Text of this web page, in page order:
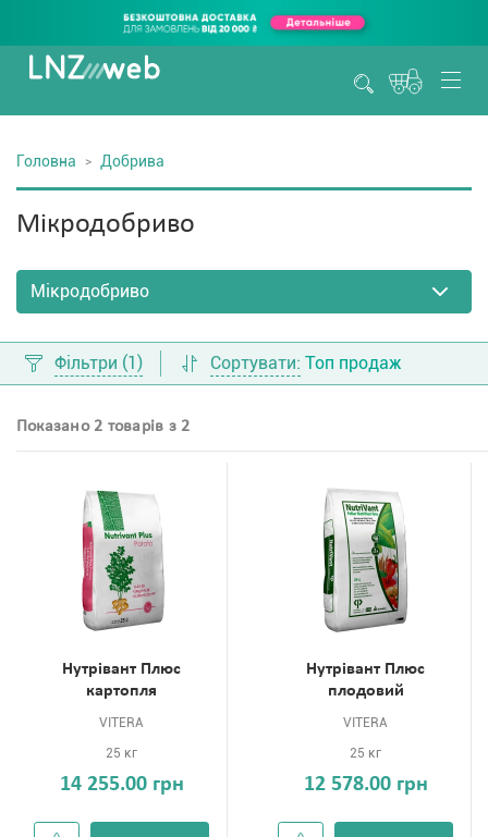
Головна Добрива
Мікродобриво
Фільтри (1) Сортувати: Топ продаж
Показано 2 товарів з 2
Нутрівант Плюс
картопля
VITERA
25 кг
14 255.00 грн
Нутрівант Плюс
плодовий
VITERA
25 кг
12 578.00 грн